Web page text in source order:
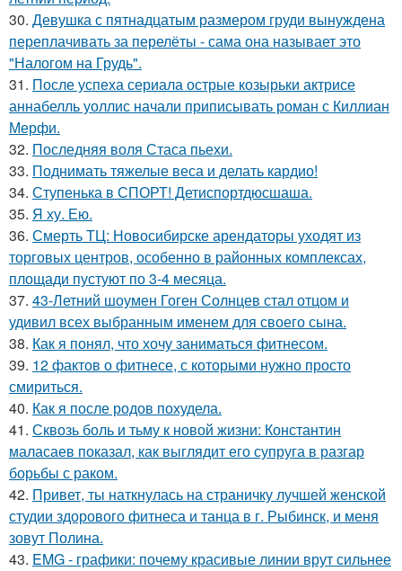
30. Девушка с пятнадцатым размером груди вынуждена
переплачивать за перелёты - сама она называет это
"Налогом на Грудь".
31. После успеха сериала острые козырьки актрисе
аннабелль уоллис начали приписывать роман с Киллиан
Мерфи.
32. Последняя воля Стаса пьехи.
33. Поднимать тяжелые веса и делать кардио!
34. Ступенька в СПОРТ! Детиспортдюсшаша.
35. Я ху. Ею.
36. Смерть ТЦ: Новосибирске арендаторы уходят из
торговых центров, особенно в районных комплексах,
площади пустуют по 3-4 месяца.
37. 43-Летний шоумен Гоген Солнцев стал отцом и
удивил всех выбранным именем для своего сына.
38. Как я понял, что хочу заниматься фитнесом.
39. 12 фактов о фитнесе, с которыми нужно просто
смириться.
40. Как я после родов похудела.
41. Сквозь боль и тьму к новой жизни: Константин
маласаев показал, как выглядит его супруга в разгар
борьбы с раком.
42. Привет, ты наткнулась на страничку лучшей женской
студии здорового фитнеса и танца в г. Рыбинск, и меня
зовут Полина.
43. EMG - графики: почему красивые линии врут сильнее